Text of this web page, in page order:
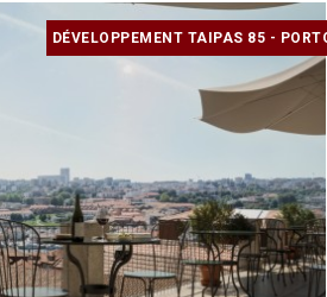
DÉVELOPPEMENT TAIPAS 85 -